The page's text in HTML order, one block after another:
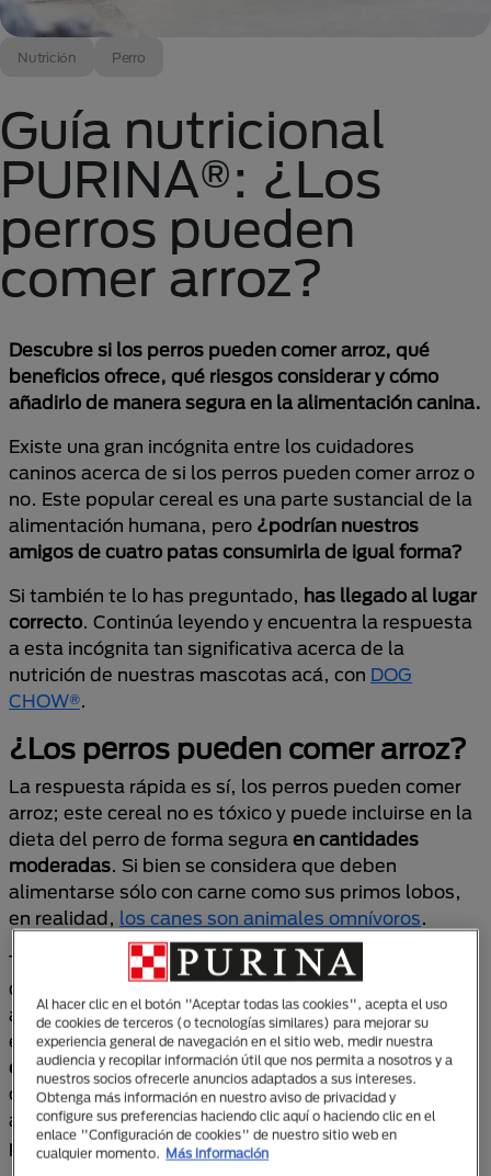
Nutrición Perro
Guía nutricional
PURINA®: ¿Los
perros pueden
comer arroz?
Descubre si los perros pueden comer arroz, qué
beneficios ofrece, qué riesgos considerar y cómo
añadirlo de manera segura en la alimentación canina.
Existe una gran incógnita entre los cuidadores
caninos acerca de si los perros pueden comer arroz o
no. Este popular cereal es una parte sustancial de la
alimentación humana, pero ¿podrían nuestros
amigos de cuatro patas consumirla de igual forma?
Si también te lo has preguntado, has llegado al lugar
correcto. Continúa leyendo y encuentra la respuesta
a esta incógnita tan significativa acerca de la
nutrición de nuestras mascotas acá, con DOG
CHOW®.
¿Los perros pueden comer arroz?
La respuesta rápida es sí, los perros pueden comer
arroz; este cereal no es tóxico y puede incluirse en la
dieta del perro de forma segura en cantidades
moderadas. Si bien se considera que deben
alimentarse sólo con carne como sus primos lobos,
en realidad, los canes son animales omnívoros.
Tras largos años de evolución, los perros han
desarrollado enzimas para digerir otros ingredientes
además de la carne, entre ellos el almidón del arroz,
el cual actúa como unafuente de energía mediante
carbohidratos digestibles, no obstante, se debe
controlar su ingesta. Algunos expertos advierten que
abusar de este grano (sobre todo el blanco) puede
provocar picos glucémicos.
Al hacer clic en el botón "Aceptar todas las cookies", acepta el uso
de cookies de terceros (o tecnologías similares) para mejorar su
experiencia general de navegación en el sitio web, medir nuestra
audiencia y recopilar información útil que nos permita a nosotros y a
nuestros socios ofrecerle anuncios adaptados a sus intereses.
Obtenga más información en nuestro aviso de privacidad y
configure sus preferencias haciendo clic aquí o haciendo clic en el
enlace "Configuración de cookies" de nuestro sitio web en
cualquier momento.
Más información